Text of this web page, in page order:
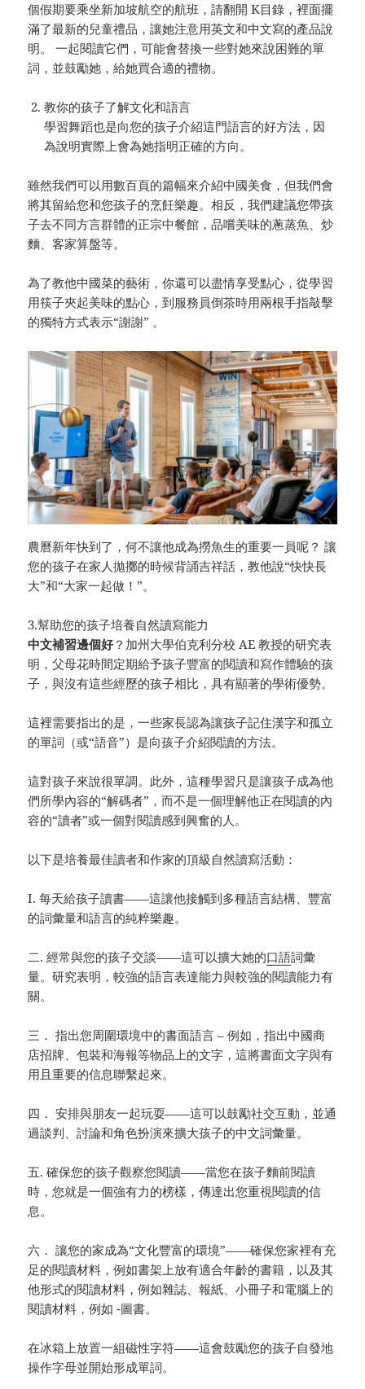
個假期要乘坐新加坡航空的航班，請翻開 K目錄，裡面擺
滿了最新的兒童禮品，讓她注意用英文和中文寫的產品說
明。 一起閱讀它們，可能會替換一些對她來說困難的單
詞，並鼓勵她，給她買合適的禮物。
教你的孩子了解文化和語言
學習舞蹈也是向您的孩子介紹這門語言的好方法，因
為說明實際上會為她指明正確的方向。
雖然我們可以用數百頁的篇幅來介紹中國美食，但我們會
將其留給您和您孩子的烹飪樂趣。相反，我們建議您帶孩
子去不同方言群體的正宗中餐館，品嚐美味的蔥蒸魚、炒
麵、客家算盤等。
為了教他中國菜的藝術，你還可以盡情享受點心，從學習
用筷子夾起美味的點心，到服務員倒茶時用兩根手指敲擊
的獨特方式表示“謝謝” 。
農曆新年快到了，何不讓他成為撈魚生的重要一員呢？ 讓
您的孩子在家人拋擲的時候背誦吉祥話，教他說“快快長
大”和“大家一起做！”。
3.幫助您的孩子培養自然讀寫能力
中文補習邊個好？加州大學伯克利分校 AE 教授的研究表
明，父母花時間定期給予孩子豐富的閱讀和寫作體驗的孩
子，與沒有這些經歷的孩子相比，具有顯著的學術優勢。
這裡需要指出的是，一些家長認為讓孩子記住漢字和孤立
的單詞（或“語音”）是向孩子介紹閱讀的方法。
這對孩子來說很單調。此外，這種學習只是讓孩子成為他
們所學內容的“解碼者”，而不是一個理解他正在閱讀的內
容的“讀者”或一個對閱讀感到興奮的人。
以下是培養最佳讀者和作家的頂級自然讀寫活動：
I. 每天給孩子讀書——這讓他接觸到多種語言結構、豐富
的詞彙量和語言的純粹樂趣。
二. 經常與您的孩子交談——這可以擴大她的口語詞彙
量。研究表明，較強的語言表達能力與較強的閱讀能力有
關。
三． 指出您周圍環境中的書面語言 – 例如，指出中國商
店招牌、包裝和海報等物品上的文字，這將書面文字與有
用且重要的信息聯繫起來。
四． 安排與朋友一起玩耍——這可以鼓勵社交互動，並通
過談判、討論和角色扮演來擴大孩子的中文詞彙量。
五. 確保您的孩子觀察您閱讀——當您在孩子麵前閱讀
時，您就是一個強有力的榜樣，傳達出您重視閱讀的信
息。
六． 讓您的家成為“文化豐富的環境”——確保您家裡有充
足的閱讀材料，例如書架上放有適合年齡的書籍，以及其
他形式的閱讀材料，例如雜誌、報紙、小冊子和電腦上的
閱讀材料，例如 -圖書。
在冰箱上放置一組磁性字符——這會鼓勵您的孩子自發地
操作字母並開始形成單詞。